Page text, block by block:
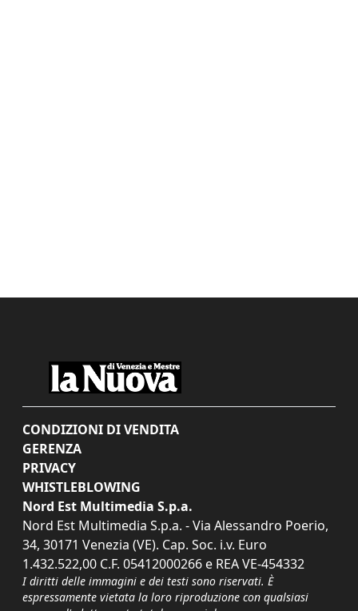
CONDIZIONI DI VENDITA
GERENZA
PRIVACY
WHISTLEBLOWING
Nord Est Multimedia S.p.a.
Nord Est Multimedia S.p.a. - Via Alessandro Poerio,
34, 30171 Venezia (VE). Cap. Soc. i.v. Euro
1.432.522,00 C.F. 05412000266 e REA VE-454332
I diritti delle immagini e dei testi sono riservati. È
espressamente vietata la loro riproduzione con qualsiasi